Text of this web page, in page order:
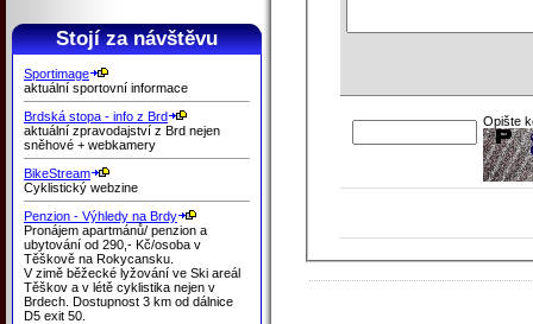
Stojí za návštěvu
Sportimage
aktuální sportovní informace
Brdská stopa - info z Brd
aktuální zpravodajství z Brd nejen
sněhové + webkamery
BikeStream
Cyklistický webzine
Penzion - Výhledy na Brdy
Pronájem apartmánů/ penzion a
ubytování od 290,- Kč/osoba v
Těškově na Rokycansku.
V zimě běžecké lyžování ve Ski areál
Těškov a v létě cyklistika nejen v
Brdech. Dostupnost 3 km od dálnice
D5 exit 50.
Opište